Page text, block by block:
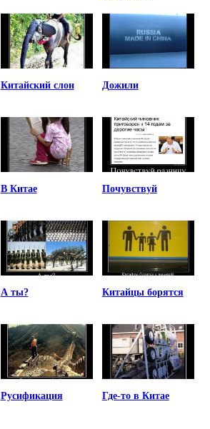
Китайский слон Дожили
В Китае Почувствуй
А ты? Китайцы борятся
Русификация Где-то в Китае